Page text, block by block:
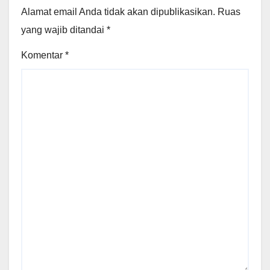
Alamat email Anda tidak akan dipublikasikan. Ruas
yang wajib ditandai *
Komentar *